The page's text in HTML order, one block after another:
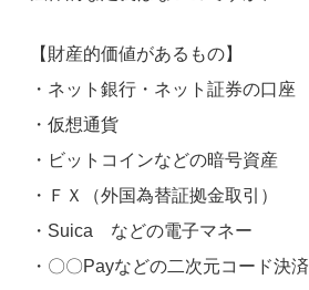
【財産的価値があるもの】
・ネット銀行・ネット証券の口座
・仮想通貨
・ビットコインなどの暗号資産
・ＦＸ（外国為替証拠金取引）
・Suica などの電子マネー
・〇〇Payなどの二次元コード決済